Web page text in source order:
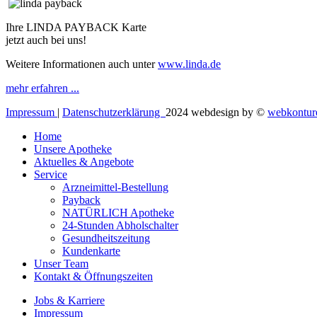
Ihre LINDA PAYBACK Karte
jetzt auch bei uns!
Weitere Informationen auch unterwww.linda.de
mehr erfahren ...
Impressum | Datenschutzerklärung 2024 webdesign by ©
Home
Unsere Apotheke
Aktuelles & Angebote
Service
Arzneimittel-Bestellung
Payback
NATÜRLICH Apotheke
24-Stunden Abholschalter
Gesundheitszeitung
Kundenkarte
Unser Team
Kontakt & Öffnungszeiten
Jobs & Karriere
Impressum